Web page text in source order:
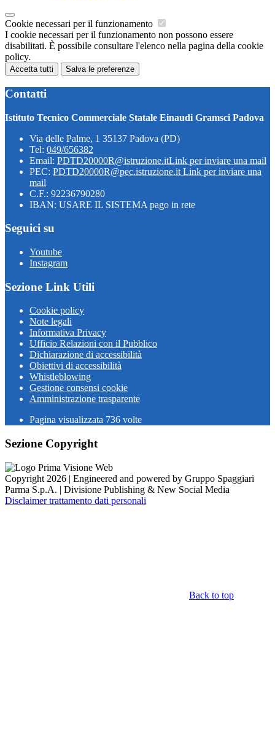
Cookie necessari per il funzionamento
I cookie necessari per il funzionamento non possono essere
disabilitati. È possibile consultare l'elenco nella pagina della cookie
policy.
Accetta tutti Salva le preferenze
Contatti
Istituto Tecnico Commerciale Statale Einaudi Gramsci Padova
Via delle Palme, 1 35137 Padova (PD)
Tel: 049/656382
Email: PDTD20000R@istruzione.itLink per inviare una mail
PEC: PDTD20000R@pec.istruzione.it Link per inviare una
mail
C.F.: 92236790280
IBAN: USARE IL SISTEMA pago in rete
Seguici su
Youtube
Instagram
Sezione Link Utili
Cookie policy
Note legali
Informativa Privacy
Ufficio Relazioni con il Pubblico
Dichiarazione di accessibilità
Obiettivi di accessibilità
Whistleblowing
Gestione consensi cookie
Amministrazione trasparente
Pagina visualizzata 736 volte
Sezione Copyright
Copyright 2026 | Engineered and powered by Gruppo Spaggiari
Parma S.p.A. | Divisione Publishing & New Social Media
Disclaimer trattamento dati personali
Back to top